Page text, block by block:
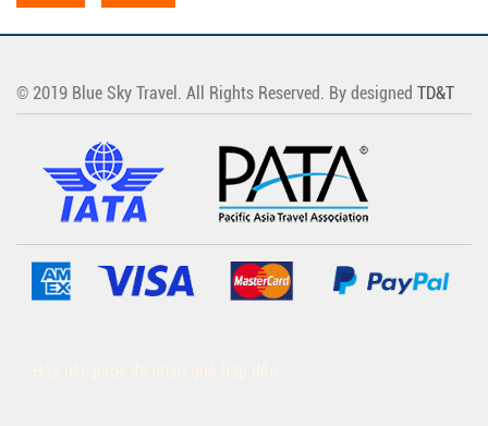
© 2019 Blue Sky Travel. All Rights Reserved. By designed TD&T